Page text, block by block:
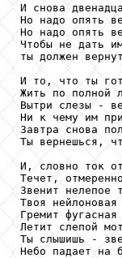
И снова
Но надо опять
Но надо опять
Чтобы не дать
ты должен
И то, что ты
Жить по полной
Вытри слезы -
Ни к чему им
Завтра снова
Ты вернешься,
И, словно ток
Течет,
Звенит
Твоя
Гремит
Летит слепой
Ты слышишь -
Небо падает